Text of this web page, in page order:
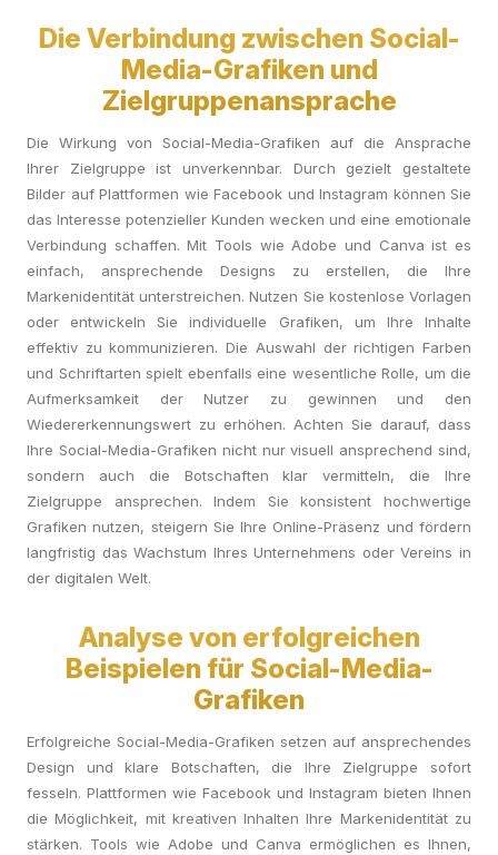
Die Verbindung zwischen Social-
Media-Grafiken und
Zielgruppenansprache
Die Wirkung von Social-Media-Grafiken auf die Ansprache
Ihrer Zielgruppe ist unverkennbar. Durch gezielt gestaltete
Bilder auf Plattformen wie Facebook und Instagram können Sie
das Interesse potenzieller Kunden wecken und eine emotionale
Verbindung schaffen. Mit Tools wie Adobe und Canva ist es
einfach, ansprechende Designs zu erstellen, die Ihre
Markenidentität unterstreichen. Nutzen Sie kostenlose Vorlagen
oder entwickeln Sie individuelle Grafiken, um Ihre Inhalte
effektiv zu kommunizieren. Die Auswahl der richtigen Farben
und Schriftarten spielt ebenfalls eine wesentliche Rolle, um die
Aufmerksamkeit der Nutzer zu gewinnen und den
Wiedererkennungswert zu erhöhen. Achten Sie darauf, dass
Ihre Social-Media-Grafiken nicht nur visuell ansprechend sind,
sondern auch die Botschaften klar vermitteln, die Ihre
Zielgruppe ansprechen. Indem Sie konsistent hochwertige
Grafiken nutzen, steigern Sie Ihre Online-Präsenz und fördern
langfristig das Wachstum Ihres Unternehmens oder Vereins in
der digitalen Welt.
Analyse von erfolgreichen
Beispielen für Social-Media-
Grafiken
Erfolgreiche Social-Media-Grafiken setzen auf ansprechendes
Design und klare Botschaften, die Ihre Zielgruppe sofort
fesseln. Plattformen wie Facebook und Instagram bieten Ihnen
die Möglichkeit, mit kreativen Inhalten Ihre Markenidentität zu
stärken. Tools wie Adobe und Canva ermöglichen es Ihnen,